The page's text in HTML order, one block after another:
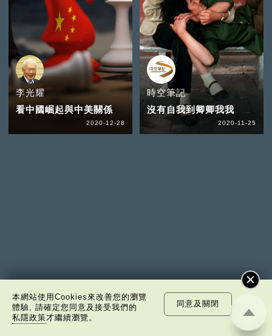
李光耀
看中國崛起與中美關係
2020-12-28
時空筆記
沒有自我到卿卿我我
2020-11-25
本網站使用Cookies來改善您的瀏覽
體驗, 請確定您同意及接受我們的
私隱政策才繼續瀏覽。
同意及關閉